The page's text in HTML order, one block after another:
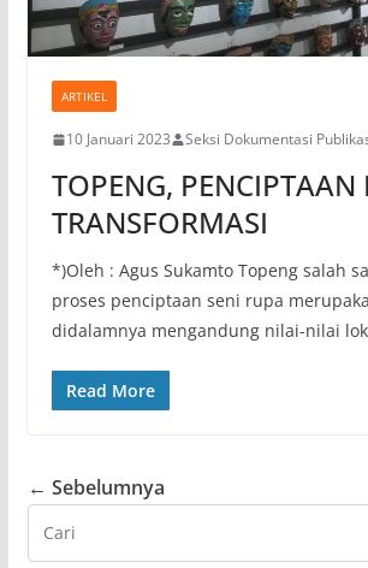
ARTIKEL
10 Januari 2023 Seksi Dokumentasi
TOPENG, PENCIPTAAN
TRANSFORMASI
*)Oleh : Agus Sukamto Topeng salah
proses penciptaan seni rupa
didalamnya mengandung nilai-nilai
Read More
← Sebelumnya